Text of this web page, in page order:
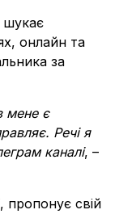
шукає
онлайн та
за
мене є
Речі я
каналі, –
пропонує свій